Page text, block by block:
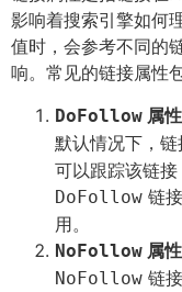
影响着搜索引擎如何
值时，会参考不同的
响。常见的链接属性
DoFollow 属性
默认情况下，链
可以跟踪该链接
DoFollow 链
用。
NoFollow 属性
NoFollow 链